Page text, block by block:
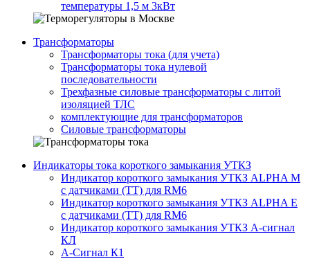
температуры 1,5 м 3кВт
Трансформаторы
Трансформаторы тока (для учета)
Трансформаторы тока нулевой
последовательности
Трехфазные силовые трансформаторы с литой
изоляцией ТЛС
комплектующие для трансформаторов
Силовые трансформаторы
Индикаторы тока короткого замыкания УТКЗ
Индикатор короткого замыкания УТКЗ ALPHA M
с датчиками (ТТ) для RM6
Индикатор короткого замыкания УТКЗ ALPHA E
с датчиками (ТТ) для RM6
Индикатор короткого замыкания УТКЗ А-сигнал
КЛ
А-Сигнал К1